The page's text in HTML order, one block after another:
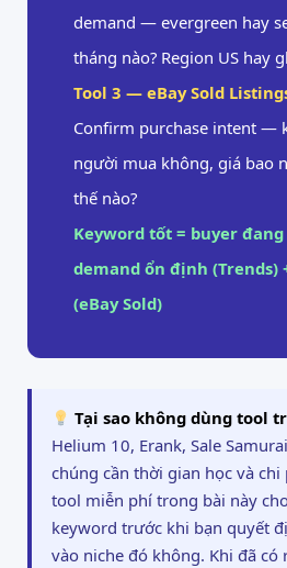
demand — evergreen hay
tháng nào? Region US hay
Tool 3 — eBay Sold
Confirm purchase intent —
người mua không, giá bao
thế nào?
Keyword tốt = buyer đang
demand ổn định (Trends)
(eBay Sold)
Tại sao không dùng tool
Helium 10, Erank, Sale
chúng cần thời gian học và
tool miễn phí trong bài này
keyword trước khi bạn quyết
vào niche đó không. Khi đã có